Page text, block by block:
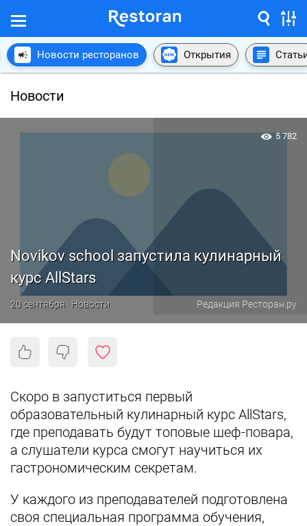
Новости ресторанов Открытия
Новости
Novikov school запустила кулинарный
курс AllStars
20 сентября · Новости Редакция Ресторан.ру
5 782
Скоро в запуститься первый
образовательный кулинарный курс AllStars,
где преподавать будут топовые шеф-повара,
а слушатели курса смогут научиться их
гастрономическим секретам.
У каждого из преподавателей подготовлена
своя специальная программа обучения,